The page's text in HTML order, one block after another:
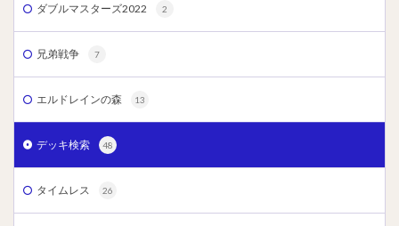
ダブルマスターズ2022 2
兄弟戦争 7
エルドレインの森 13
デッキ検索 48
タイムレス 26